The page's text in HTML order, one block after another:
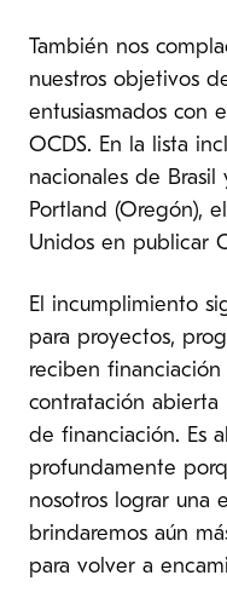
También nos
nuestros objetivos
entusiasmados con
OCDS. En la lista
nacionales de
Portland (Oregón),
Unidos en publicar
El incumplimiento
para proyectos,
reciben
contratación abierta
de financiación. Es
profundamente
nosotros lograr una
brindaremos aún
para volver a